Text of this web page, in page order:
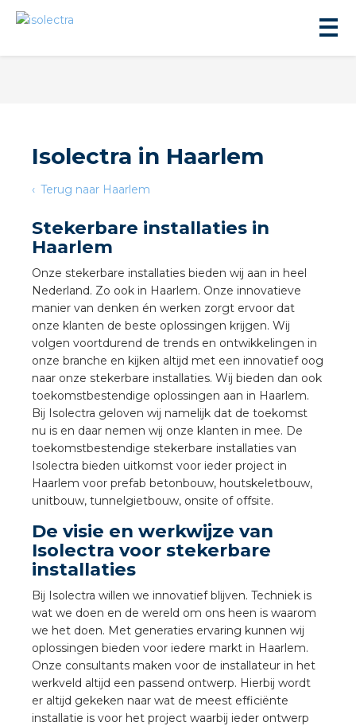
Isolectra in Haarlem
Terug naar Haarlem
Stekerbare installaties in
Haarlem
Onze stekerbare installaties bieden wij aan in heel
Nederland. Zo ook in Haarlem. Onze innovatieve
manier van denken én werken zorgt ervoor dat
onze klanten de beste oplossingen krijgen. Wij
volgen voortdurend de trends en ontwikkelingen in
onze branche en kijken altijd met een innovatief oog
naar onze stekerbare installaties. Wij bieden dan ook
toekomstbestendige oplossingen aan in Haarlem.
Bij Isolectra geloven wij namelijk dat de toekomst
nu is en daar nemen wij onze klanten in mee. De
toekomstbestendige stekerbare installaties van
Isolectra bieden uitkomst voor ieder project in
Haarlem voor prefab betonbouw, houtskeletbouw,
unitbouw, tunnelgietbouw, onsite of offsite.
De visie en werkwijze van
Isolectra voor stekerbare
installaties
Bij Isolectra willen we innovatief blijven. Techniek is
wat we doen en de wereld om ons heen is waarom
we het doen. Met generaties ervaring kunnen wij
oplossingen bieden voor iedere markt in Haarlem.
Onze consultants maken voor de installateur in het
werkveld altijd een passend ontwerp. Hierbij wordt
er altijd gekeken naar wat de meest efficiënte
installatie is voor het project waarbij ieder ontwerp
installeren
installeren
installeren
installeren in beton
installeren in de tuinbouw
stekerbare vlakkabel